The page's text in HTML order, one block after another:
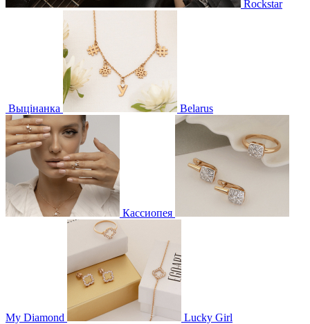
Rockstar
Выцінанка Belarus
Кассиопея
My Diamond Lucky Girl